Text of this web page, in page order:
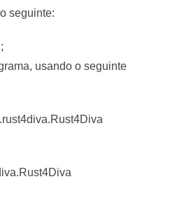
seguinte:
usando o seguinte